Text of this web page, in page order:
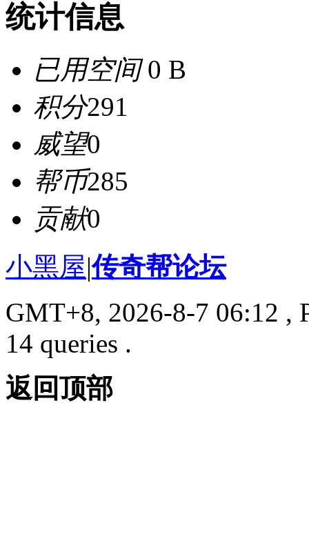
统计信息
已用空间0 B
积分291
威望0
帮币285
贡献0
小黑屋|传奇帮论坛
GMT+8, 2026-8-7 06:12 ,
14 queries .
返回顶部